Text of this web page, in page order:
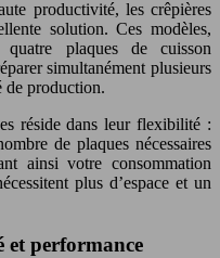
productivité, les crêpières
solution. Ces modèles,
plaques de cuisson
simultanément plusieurs
de production.
réside dans leur flexibilité :
de plaques nécessaires
ainsi votre consommation
plus d’espace et un
et performance